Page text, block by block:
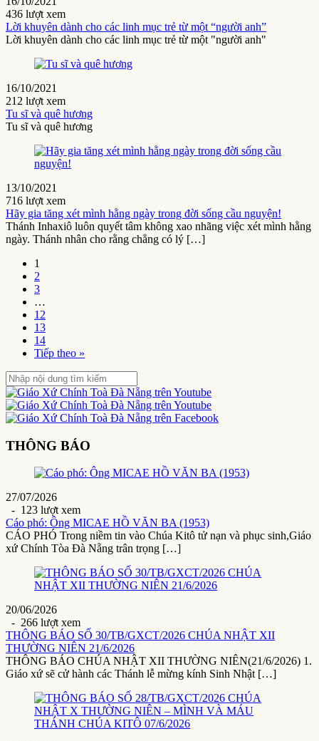
436 lượt xem
Lời khuyên dành cho các linh mục trẻ từ một “người anh”
Lời khuyên dành cho các linh mục trẻ từ một "người anh"
16/10/2021
212 lượt xem
Tu sĩ và quê hương
Tu sĩ và quê hương
13/10/2021
716 lượt xem
Hãy gia tăng xét mình hằng ngày trong đời sống cầu nguyện!
Thánh Inhaxiô luôn quyết tâm không xao nhãng việc xét mình hằng
ngày. Thánh nhân cho rằng chẳng có lý […]
1
2
3
…
12
13
14
Tiếp theo »
THÔNG BÁO
27/07/2026
- 123 lượt xem
Cáo phó: Ông MICAE HỒ VĂN BA (1953)
CÁO PHÓ Trong niềm tin vào Chúa Kitô tử nạn và phục sinh,Giáo
xứ Chính Tòa Đà Nẵng trân trọng […]
20/06/2026
- 266 lượt xem
THÔNG BÁO SỐ 30/TB/GXCT/2026 CHÚA NHẬT XII
THƯỜNG NIÊN 21/6/2026
THÔNG BÁO CHÚA NHẬT XII THƯỜNG NIÊN(21/6/2026) 1.
Giáo xứ sẽ cử hành các Thánh lễ mừng kính Sinh Nhật […]